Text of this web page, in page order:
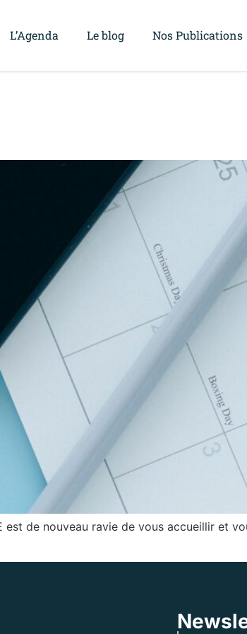
L’Agenda Le blog Nos Publications
est de nouveau ravie de vous accueillir et